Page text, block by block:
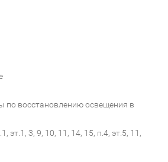
по восстановлению освещения в
эт.1, 3, 9, 10, 11, 14, 15, п.4, эт.5, 11,